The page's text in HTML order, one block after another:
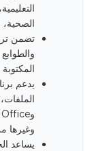
الصحية،
تضمن
وغيرها
يساعد